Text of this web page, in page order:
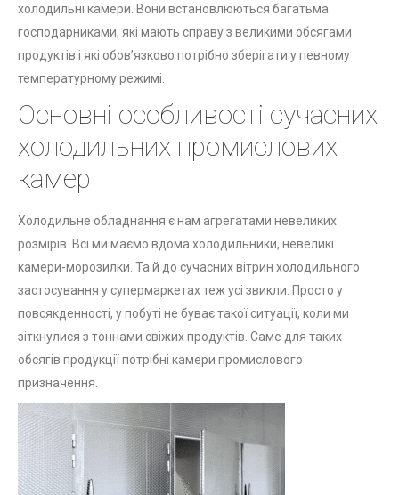
холодильні камери. Вони встановлюються багатьма
господарниками, які мають справу з великими обсягами
продуктів і які обов’язково потрібно зберігати у певному
температурному режимі.
Основні особливості сучасних
холодильних промислових
камер
Холодильне обладнання є нам агрегатами невеликих
розмірів. Всі ми маємо вдома холодильники, невеликі
камери-морозилки. Та й до сучасних вітрин холодильного
застосування у супермаркетах теж усі звикли. Просто у
повсякденності, у побуті не буває такої ситуації, коли ми
зіткнулися з тоннами свіжих продуктів. Саме для таких
обсягів продукції потрібні камери промислового
призначення.